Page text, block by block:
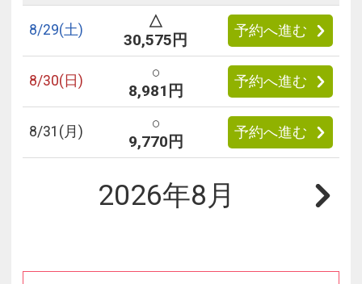
8/29(土)
△
30,575円
予約へ進む
8/30(日)
○
8,981円
予約へ進む
8/31 (月)
○
9,770円
予約へ進む
2026年8月